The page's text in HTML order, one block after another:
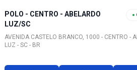
POLO - CENTRO - ABELARDO
LUZ/SC
AVENIDA CASTELO BRANCO, 1000 - CENTRO -
LUZ - SC - BR